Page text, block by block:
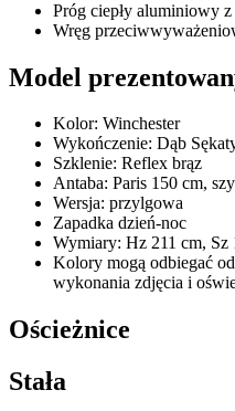
Próg ciepły aluminiowy
Wręg
Model
Kolor: Winchester
Wykończenie: Dąb
Szklenie: Reflex brąz
Antaba: Paris 150 cm,
Wersja: przylgowa
Zapadka dzień-noc
Wymiary: Hz 211 cm, Sz
Kolory mogą odbiegać
wykonania zdjęcia i
Ościeżnice
Stała